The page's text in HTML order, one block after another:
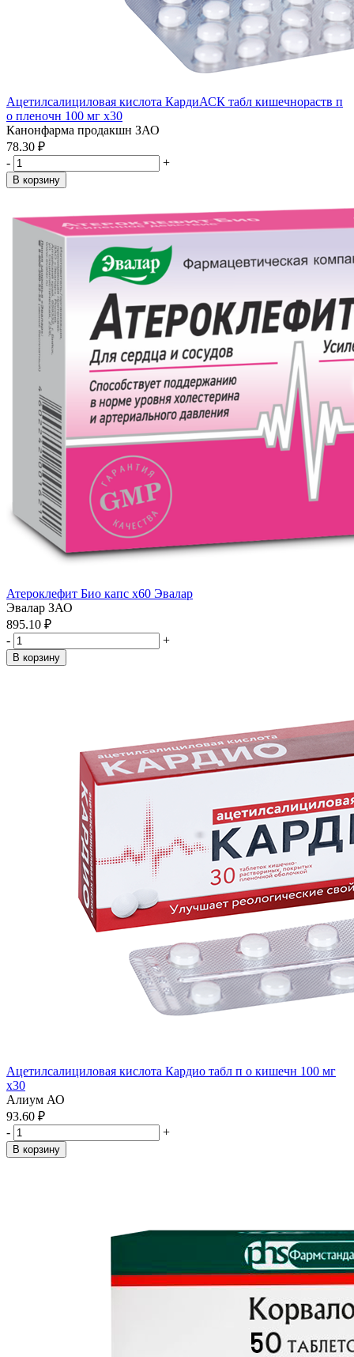
Ацетилсалициловая кислота КардиАСК табл кишечнораств п
о пленочн 100 мг x30
Канонфарма продакшн ЗАО
78.30 ₽
-
+
В корзину
Атероклефит Био капс x60 Эвалар
Эвалар ЗАО
895.10 ₽
-
+
В корзину
Ацетилсалициловая кислота Кардио табл п о кишечн 100 мг
x30
Алиум АО
93.60 ₽
-
+
В корзину